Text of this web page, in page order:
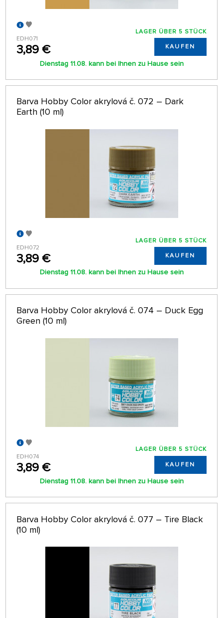
EDH071
3,89 €
LAGER ÜBER 5 STÜCK
KAUFEN
Dienstag 11.08. kann bei Ihnen zu Hause sein
Barva Hobby Color akrylová č. 072 – Dark
Earth (10 ml)
EDH072
3,89 €
LAGER ÜBER 5 STÜCK
KAUFEN
Dienstag 11.08. kann bei Ihnen zu Hause sein
Barva Hobby Color akrylová č. 074 – Duck Egg
Green (10 ml)
EDH074
3,89 €
LAGER ÜBER 5 STÜCK
KAUFEN
Dienstag 11.08. kann bei Ihnen zu Hause sein
Barva Hobby Color akrylová č. 077 – Tire Black
(10 ml)